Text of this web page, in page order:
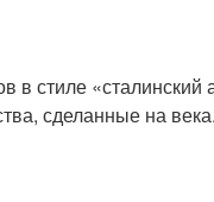
в стиле
сделанные на века.